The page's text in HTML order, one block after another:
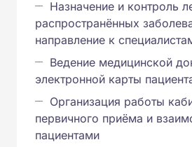
Назначение и контроль
распространённых
направление к
Ведение медицинской
электронной карты
Организация работы
первичного приёма и
пациентами